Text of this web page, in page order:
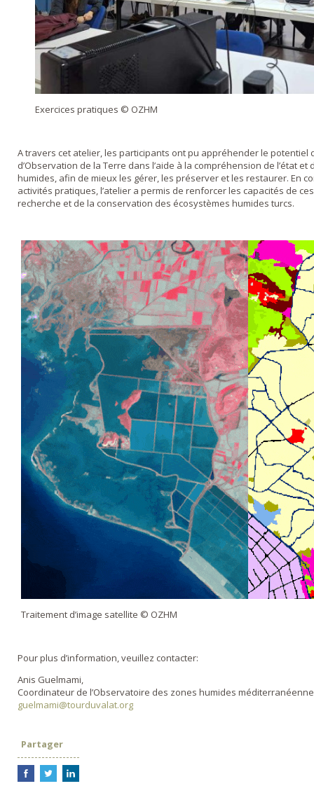
Exercices pratiques © OZHM
A travers cet atelier, les participants ont pu appréhender le potentiel
d’Observation de la Terre dans l’aide à la compréhension de l’état
humides, afin de mieux les gérer, les préserver et les restaurer. En
activités pratiques, l’atelier a permis de renforcer les capacités de
recherche et de la conservation des écosystèmes humides turcs.
Traitement d’image satellite © OZHM
Pour plus d’information, veuillez contacter:
Anis Guelmami,
Coordinateur de l’Observatoire des zones humides
guelmami@tourduvalat.org
Partager